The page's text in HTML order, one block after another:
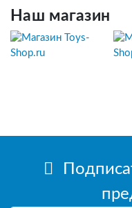
Наш магазин